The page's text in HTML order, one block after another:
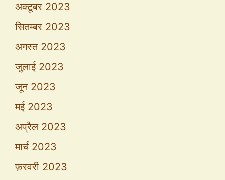
अक्टूबर 2023
सितम्बर 2023
अगस्त 2023
जुलाई 2023
जून 2023
मई 2023
अप्रैल 2023
मार्च 2023
फ़रवरी 2023